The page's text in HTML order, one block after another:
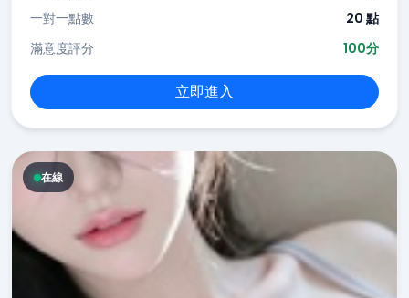
一對一點數
20 點
滿意度評分
100分
立即進入
在線